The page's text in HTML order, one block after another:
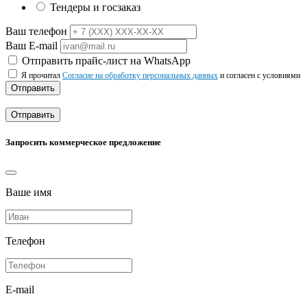
Тендеры и госзаказ
Ваш телефон
Ваш E-mail
Отправить прайс-лист на WhatsApp
Я прочитал Согласие на обработку персональных данных и согласен с условиями
Отправить
Отправить
Запросить коммерческое предложение
Ваше имя
Телефон
E-mail